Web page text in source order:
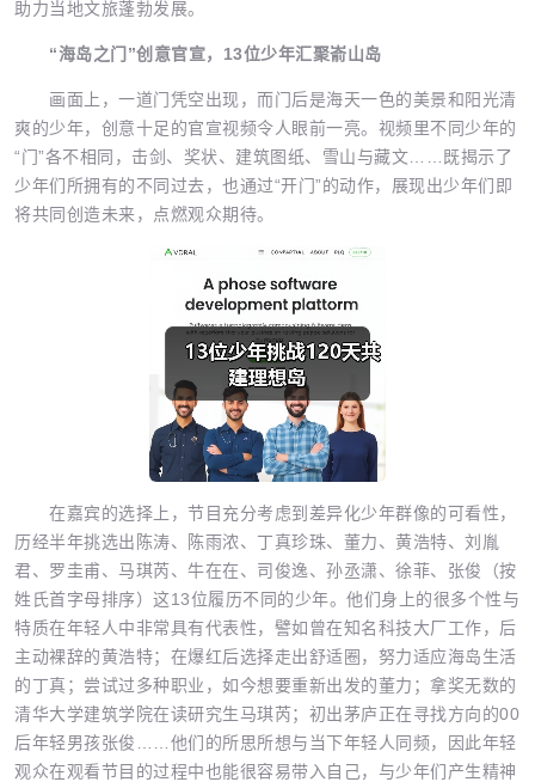
助力当地文旅蓬勃发展。
“海岛之门”创意官宣，13位少年汇聚嵛山岛
画面上，一道门凭空出现，而门后是海天一色的美景和阳光清
爽的少年，创意十足的官宣视频令人眼前一亮。视频里不同少年的
“门”各不相同，击剑、奖状、建筑图纸、雪山与藏文……既揭示了
少年们所拥有的不同过去，也通过“开门”的动作，展现出少年们即
将共同创造未来，点燃观众期待。
在嘉宾的选择上，节目充分考虑到差异化少年群像的可看性，
历经半年挑选出陈涛、陈雨浓、丁真珍珠、董力、黄浩特、刘胤
君、罗圭甫、马琪芮、牛在在、司俊逸、孙丞潇、徐菲、张俊（按
姓氏首字母排序）这13位履历不同的少年。他们身上的很多个性与
特质在年轻人中非常具有代表性，譬如曾在知名科技大厂工作，后
主动裸辞的黄浩特；在爆红后选择走出舒适圈，努力适应海岛生活
的丁真；尝试过多种职业，如今想要重新出发的董力；拿奖无数的
清华大学建筑学院在读研究生马琪芮；初出茅庐正在寻找方向的00
后年轻男孩张俊……他们的所思所想与当下年轻人同频，因此年轻
观众在观看节目的过程中也能很容易带入自己，与少年们产生精神